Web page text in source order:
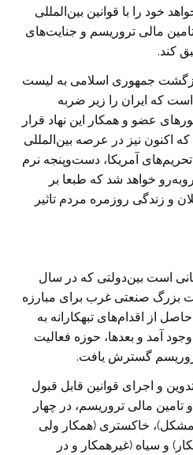
خود را با قوانین بین‌المللی
تامین مالی تروریسم و جنایت‌های
کند.
جمهوری اسلامی به لیست
که ایران را زیر ضربه
عضو و همکار این نهاد قرار
که اکنون نیز در عرصه بین‌المللی
آمریکا، دست‌و‌پنجه نرم
خواهد شد که طبعا بر
و زندگی روز‌مره مردم تاثیر
است بین‌دولتی که در سال
بزرگ صنعتی غرب برای مبارزه
از اقدام‌های تبهکارانه به
آمد و بعد‌ها، حوزه فعالیت
تروریسم گسترش یافت.
و اجرای قوانین قابل قبول
تامین مالی تروریسم، در چهار
خاکستری (همکار ولی
و سیاه (غیر‌همکار و در